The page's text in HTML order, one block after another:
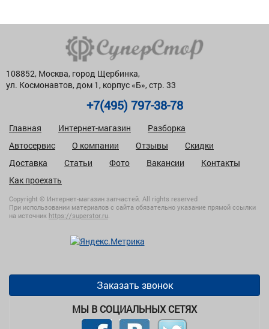
108852, Москва, город Щербинка,
ул. Космонавтов, дом 1, корпус «Б», стр. 33
+7(495) 797-38-78
Главная Интернет-магазин
Разборка
Автосервис
О компании Отзывы
Скидки
Доставка
Статьи Фото Вакансии
Контакты
Как проехать
Copyright © Интернет-магазин запчастей. All rights reserved
При использовании материалов с сайта обязательно указание прямой ссылки
на источник https://superstor.ru.
Заказать звонок
МЫ В СОЦИАЛЬНЫХ СЕТЯХ